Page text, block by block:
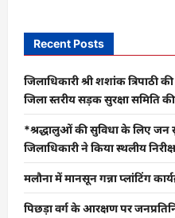
Recent Posts
जिलाधिकारी श्री शशांक त्रिपाठी
जिला स्तरीय सड़क सुरक्षा समिति
*श्रद्धालुओं की सुविधा के लिए जन
जिलाधिकारी ने किया स्थलीय
मलौना में मानसून गन्ना प्लांटिंग
पिछड़ा वर्ग के आरक्षण पर